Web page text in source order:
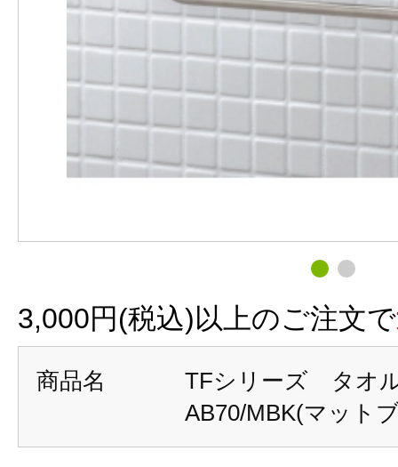
3,000円(税込)以上のご注文で
商品名
TFシリーズ タオ
AB70/MBK(マット